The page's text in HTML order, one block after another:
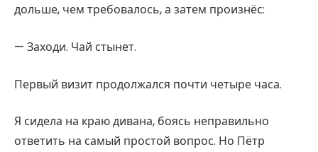
дольше, чем требовалось, а затем произнёс:
— Заходи. Чай стынет.
Первый визит продолжался почти четыре часа.
Я сидела на краю дивана, боясь неправильно
ответить на самый простой вопрос. Но Пётр